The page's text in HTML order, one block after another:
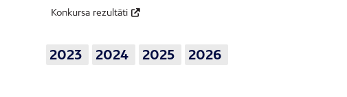
Konkursa rezultāti
2023 2024 2025 2026